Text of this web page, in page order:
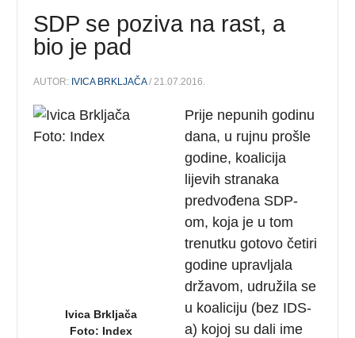
SDP se poziva na rast, a
bio je pad
AUTOR: IVICA BRKLJAČA/ 21.07.2016.
Ivica Brkljača
Foto: Index
Prije nepunih godinu
dana, u rujnu prošle
godine, koalicija
lijevih stranaka
predvođena SDP-
om, koja je u tom
trenutku gotovo četiri
godine upravljala
državom, udružila se
u koaliciju (bez IDS-
a) kojoj su dali ime